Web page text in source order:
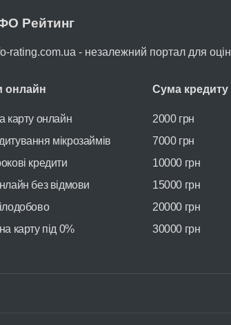
Рейтинг
rating.com.ua - незалежний портал для
онлайн
карту онлайн
мікрозаймів
кредити
без відмови
карту під 0%
Сума кредиту
2000 грн
7000 грн
10000 грн
15000 грн
20000 грн
30000 грн